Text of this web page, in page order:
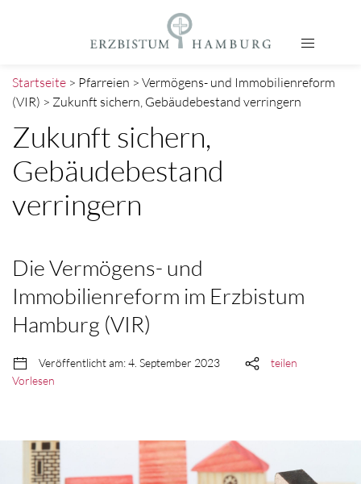
Startseite > Pfarreien > Vermögens- und Immobilienreform
(VIR) > Zukunft sichern, Gebäudebestand verringern
Zukunft sichern,
Gebäudebestand
verringern
Die Vermögens- und
Immobilienreform im Erzbistum
Hamburg (VIR)
Veröffentlicht am: 4. September 2023
teilen
Vorlesen